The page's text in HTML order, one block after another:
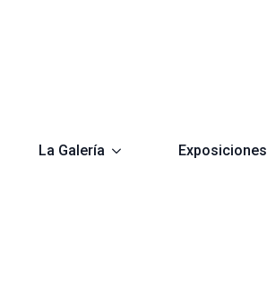
La Galería Exposiciones